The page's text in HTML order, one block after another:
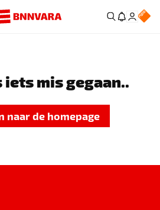
iets mis gegaan..
naar de homepage